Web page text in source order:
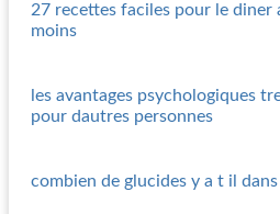
27 recettes faciles pour le diner
moins
les avantages psychologiques
pour dautres personnes
combien de glucides y a t il